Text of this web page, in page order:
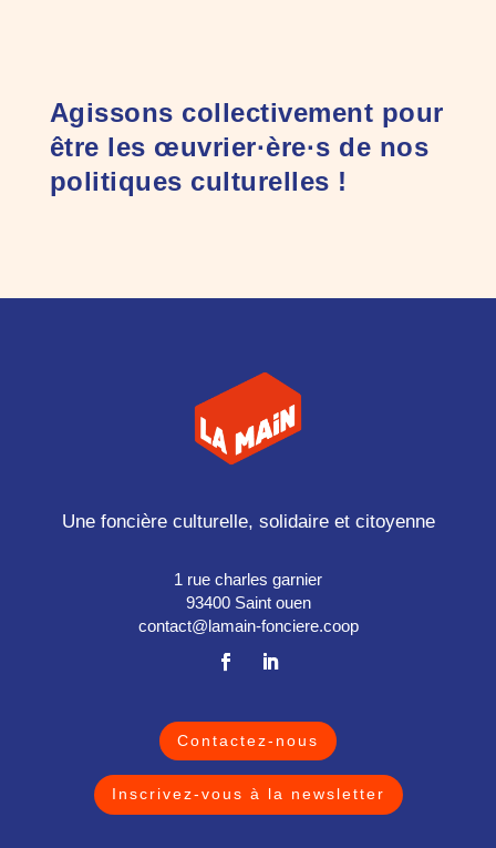
Agissons collectivement pour
être les œuvrier·ère·s de nos
politiques culturelles !
Une foncière culturelle, solidaire et citoyenne
1 rue charles garnier
93400 Saint ouen
contact@lamain-fonciere.coop
Contactez-nous
Inscrivez-vous à la newsletter